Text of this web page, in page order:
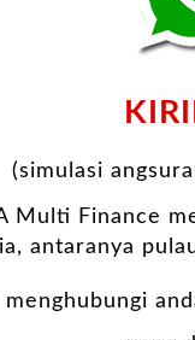
(simulasi
Multi Finance
antaranya
menghubungi